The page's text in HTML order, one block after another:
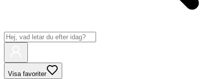
Visa favoriter